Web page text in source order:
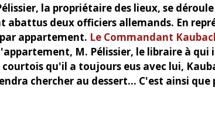
la propriétaire des lieux, se
abattus deux officiers allemands. En
appartement. Le Commandant
M. Pélissier, le libraire à
qu'il a toujours eus avec lui,
chercher au dessert... C'est ainsi